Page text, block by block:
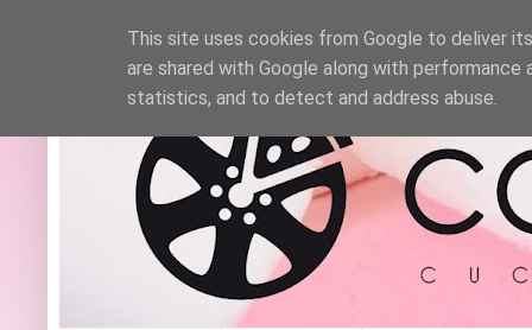
This site uses cookies from Google to deliver
are shared with Google along with
statistics, and to detect and address abuse.